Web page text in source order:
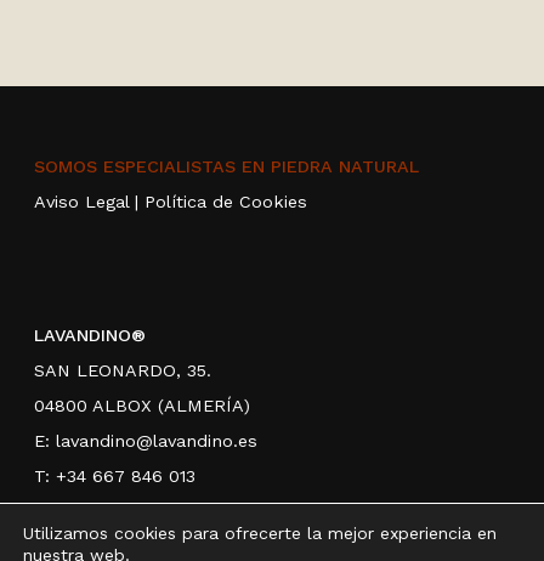
SOMOS ESPECIALISTAS EN PIEDRA NATURAL
Aviso Legal | Política de Cookies
LAVANDINO®
SAN LEONARDO, 35.
04800 ALBOX (ALMERÍA)
E: lavandino@lavandino.es
T: +34 667 846 013
Utilizamos cookies para ofrecerte la mejor experiencia en
nuestra web.